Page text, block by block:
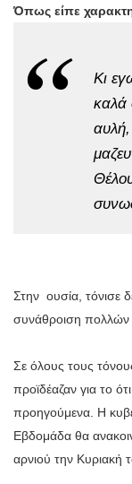
Όπως είπε
Κι
καλά
Στην ουσία, τόνισε
συνάθροιση πολλών
Σε όλους τους
προϊδέαζαν για το
προηγούμενα. Η
Εβδομάδα θα
αρνιού την Κυριακή